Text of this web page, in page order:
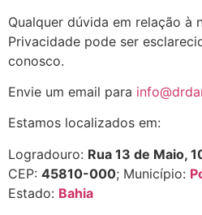
Qualquer dúvida em relação à
Privacidade pode ser
conosco.
Envie um email para
Estamos localizados em:
Logradouro: Rua 13 de Maio,
CEP: 45810-000; Município:
Estado: Bahia